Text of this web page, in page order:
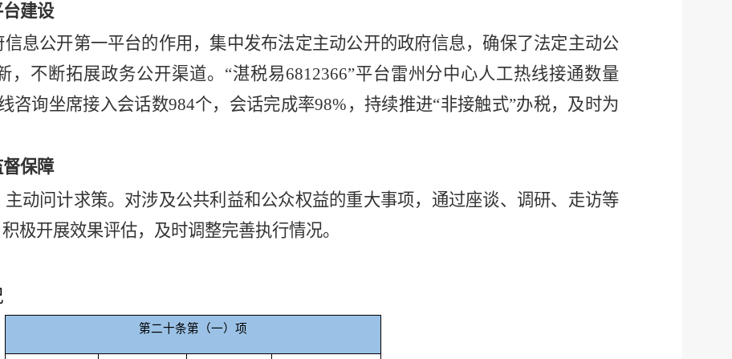
台建设
息公开第一平台的作用，集中发布法定主动公开的政府信息，确保了法定主动公
，不断拓展政务公开渠道。 “湛税易6812366”平台雷州分中心人工热线接通数量
咨询坐席接入会话数984个，会话完成率98%，持续推进“非接触式”办税，及时为
督保障
动问计求策。对涉及公共利益和公众权益的重大事项，通过座谈、调研、走访等
极开展效果评估，及时调整完善执行情况。
第二十条第（一）项